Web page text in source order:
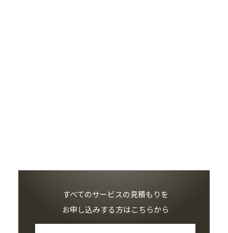
すべてのサービスの見積もりを
お申し込みする方はこちらから